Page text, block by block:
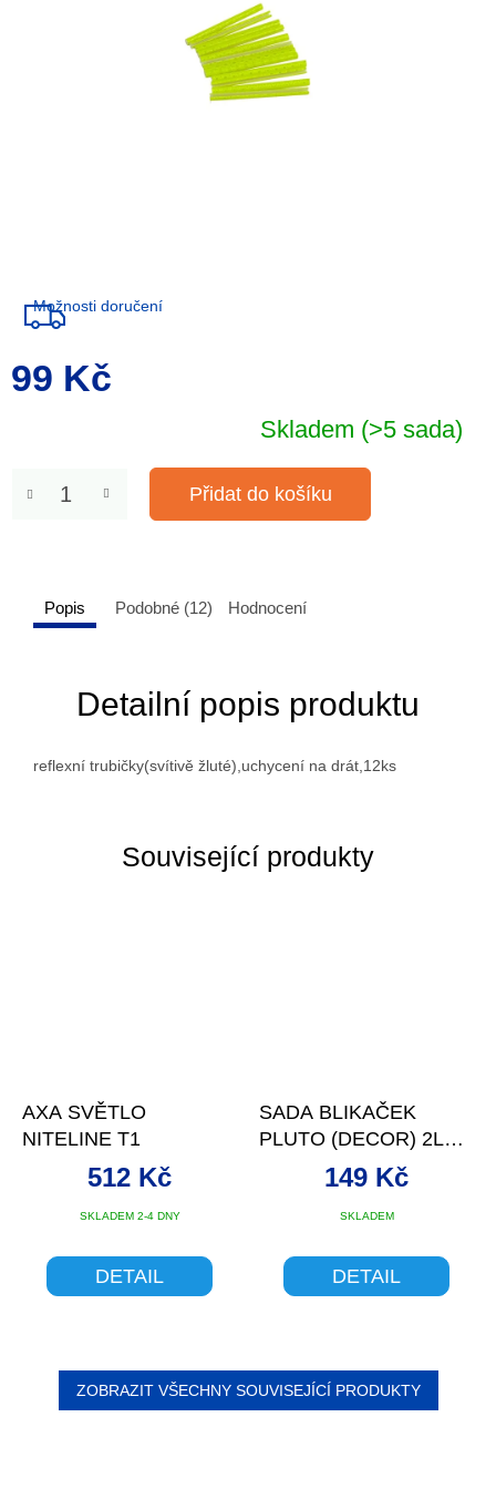
99 Kč
Měrná
cena:
Skladem (>5 sada)
Možnosti doručení
Přidat do košíku
Související produkty
AXA SVĚTLO
NITELINE T1
SKLADEM 2-4 DNY
512 Kč
DETAIL
SADA BLIKAČEK
PLUTO (DECOR) 2LED
SKLADEM
149 Kč
DETAIL
ZOBRAZIT VŠECHNY SOUVISEJÍCÍ PRODUKTY
Popis Podobné (12) Hodnocení
Detailní popis produktu
reflexní trubičky(svítivě žluté),uchycení na drát,12ks